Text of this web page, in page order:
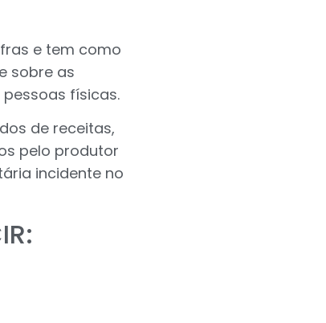
e tem como
sobre as
físicas.
de receitas,
pelo produtor
incidente no